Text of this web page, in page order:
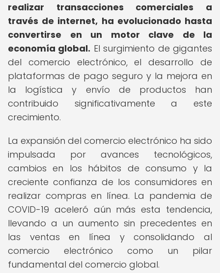
realizar transacciones comerciales a
través de internet, ha evolucionado hasta
convertirse en un motor clave de la
economía global. El surgimiento de gigantes
del comercio electrónico, el desarrollo de
plataformas de pago seguro y la mejora en
la logística y envío de productos han
contribuido significativamente a este
crecimiento.
La expansión del comercio electrónico ha sido
impulsada por avances tecnológicos,
cambios en los hábitos de consumo y la
creciente confianza de los consumidores en
realizar compras en línea. La pandemia de
COVID-19 aceleró aún más esta tendencia,
llevando a un aumento sin precedentes en
las ventas en línea y consolidando al
comercio electrónico como un pilar
fundamental del comercio global.